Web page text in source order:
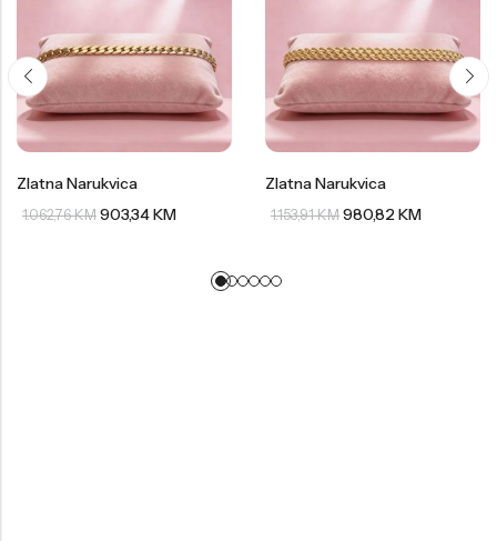
Zlatna Narukvica
1.062,76KM 903,34KM
Zlatna Narukvica
1.153,91KM 980,82KM